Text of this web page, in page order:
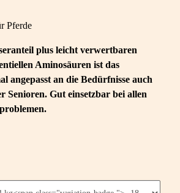
Pferde
plus leicht verwertbaren
Aminosäuren ist das
angepasst an die Bedürfnisse auch
Senioren. Gut einsetzbar bei allen